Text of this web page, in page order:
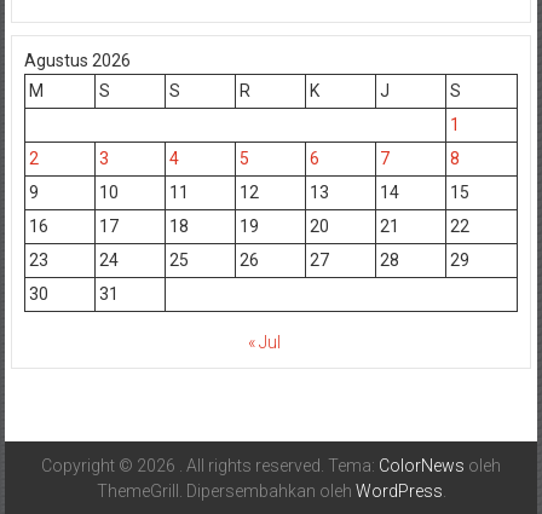
Agustus 2026
M
S S R K J
S
1
2
3 4 5 6 7
8
9
10 11 12 13 14
15
16
17 18 19 20 21
22
23
24 25 26 27 28
29
30
31
« Jul
Copyright © 2026 . All rights reserved. Tema: ColorNews oleh
ThemeGrill. Dipersembahkan oleh WordPress